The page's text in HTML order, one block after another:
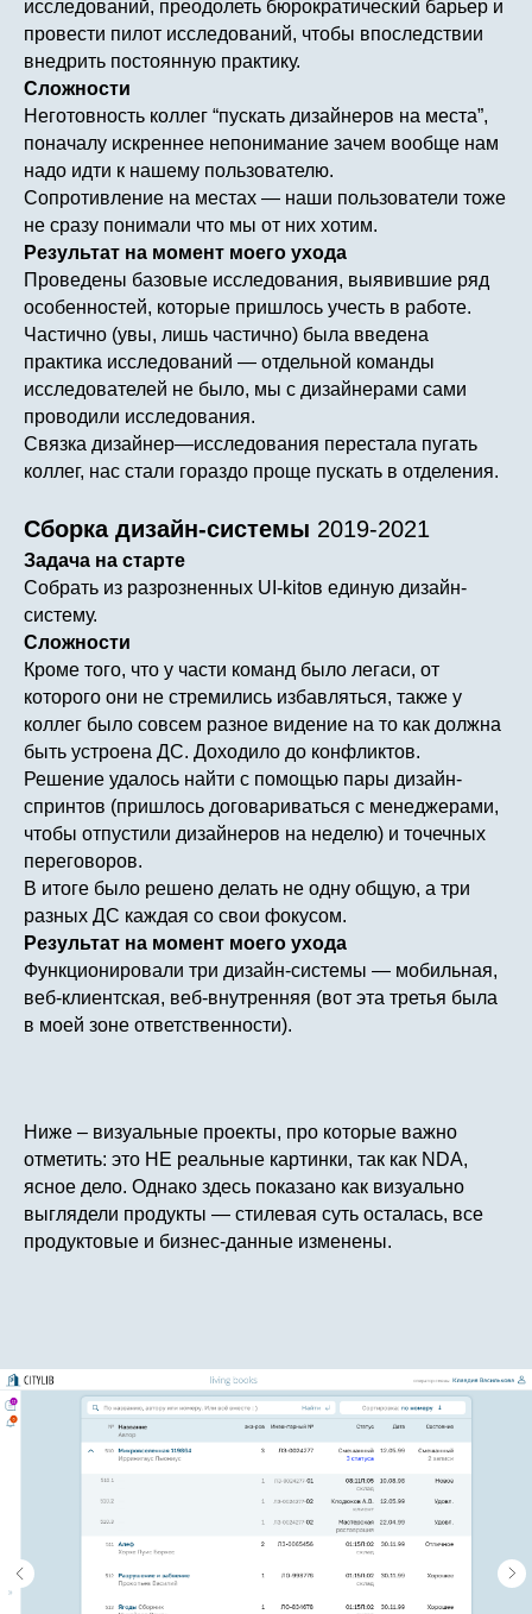
исследований, преодолеть бюрократический барьер и
провести пилот исследований, чтобы впоследствии
внедрить постоянную практику.
Сложности
Неготовность коллег “пускать дизайнеров на места”,
поначалу искреннее непонимание зачем вообще нам
надо идти к нашему пользователю.
Сопротивление на местах — наши пользователи тоже
не сразу понимали что мы от них хотим.
Результат на момент моего ухода
Проведены базовые исследования, выявившие ряд
особенностей, которые пришлось учесть в работе.
Частично (увы, лишь частично) была введена
практика исследований — отдельной команды
исследователей не было, мы с дизайнерами сами
проводили исследования.
Связка дизайнер—исследования перестала пугать
коллег, нас стали гораздо проще пускать в отделения.
Сборка дизайн-системы 2019-2021
Задача на старте
Собрать из разрозненных UI-kitов единую дизайн-
систему.
Сложности
Кроме того, что у части команд было легаси, от
которого они не стремились избавляться, также у
коллег было совсем разное видение на то как должна
быть устроена ДС. Доходило до конфликтов.
Решение удалось найти с помощью пары дизайн-
спринтов (пришлось договариваться с менеджерами,
чтобы отпустили дизайнеров на неделю) и точечных
переговоров.
В итоге было решено делать не одну общую, а три
разных ДС каждая со свои фокусом.
Результат на момент моего ухода
Функционировали три дизайн-системы — мобильная,
веб-клиентская, веб-внутренняя (вот эта третья была
в моей зоне ответственности).
Ниже – визуальные проекты, про которые важно
отметить: это НЕ реальные картинки, так как NDA,
ясное дело. Однако здесь показано как визуально
выглядели продукты — стилевая суть осталась, все
продуктовые и бизнес-данные изменены.